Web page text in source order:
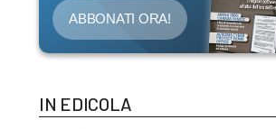
ABBONATI ORA!
IN EDICOLA